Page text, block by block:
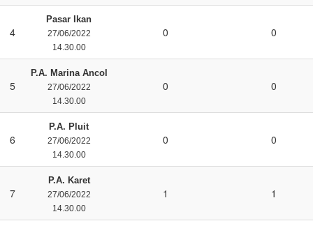
4
Pasar Ikan
27/06/2022
14.30.00
0 0
5
P.A. Marina Ancol
27/06/2022
14.30.00
0 0
6
P.A. Pluit
27/06/2022
14.30.00
0 0
7
P.A. Karet
27/06/2022
14.30.00
1 1